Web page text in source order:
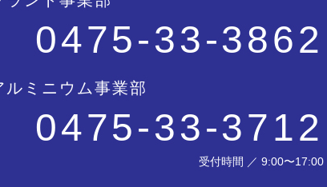
0475-33-3862
ルミニウム事業部
0475-33-3712
受付時間 ／ 9:00〜17:00